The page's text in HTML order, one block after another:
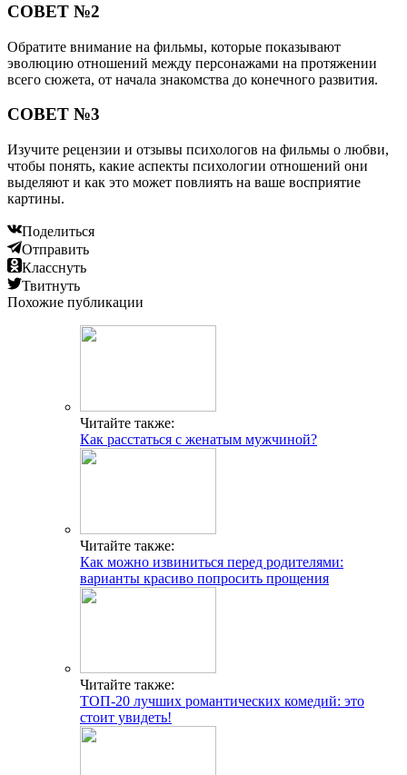
СОВЕТ №2
Обратите внимание на фильмы, которые показывают
эволюцию отношений между персонажами на протяжении
всего сюжета, от начала знакомства до конечного развития.
СОВЕТ №3
Изучите рецензии и отзывы психологов на фильмы о любви,
чтобы понять, какие аспекты психологии отношений они
выделяют и как это может повлиять на ваше восприятие
картины.
Поделиться
Отправить
Класснуть
Твитнуть
Похожие публикации
Читайте также:
Как расстаться с женатым мужчиной?
Читайте также:
Как можно извиниться перед родителями:
варианты красиво попросить прощения
Читайте также:
ТОП-20 лучших романтических комедий: это
стоит увидеть!